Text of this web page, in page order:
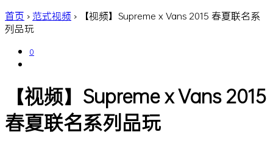
首页 ›范式视频 ›
【视频】Supreme x Vans 2015 春夏联名系
列品玩
0
【视频】Supreme x Vans 2015
春夏联名系列品玩